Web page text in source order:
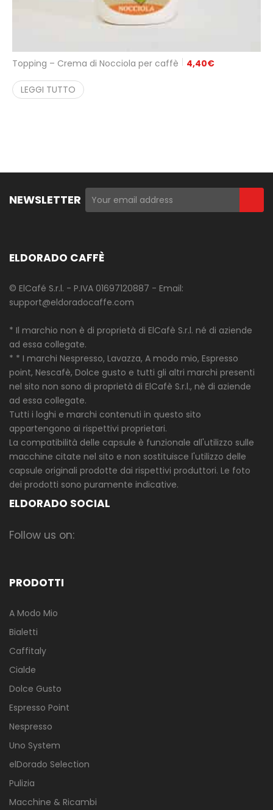
Topping – Crema di Nocciola per caffè 4,40€
LEGGI TUTTO
NEWSLETTER
ELDORADO CAFFÈ
© ElCafé S.r.l. - P.IVA 01697120887 - Email:
support@eldoradocaffe.com
* Il marchio non è di proprietà di ElCafè S.r.l. né di aziende
ad essa collegate.
* * I marchi Nespresso, Lavazza, A modo mio, Espresso
point, Nescafè, Dolce gusto e tutti gli altri marchi presenti
nel sito non sono di proprietà di ElCafè S.r.l., nè di aziende
ad essa collegate.
Tutti i loghi e marchi contenuti in questo sito
appartengono ai rispettivi proprietari.
La compatibilità delle capsule è funzionale all'utilizzo sulle
macchine citate nel sito e non sostituisce l'utilizzo delle
capsule originali prodotte dai rispettivi produttori. Le foto
dei prodotti sono puramente indicative.
ELDORADO SOCIAL
Follow us on:
PRODOTTI
A Modo Mio
Bialetti
Caffitaly
Cialde
Dolce Gusto
Espresso Point
Nespresso
Uno System
elDorado Selection
Pulizia
Macchine & Ricambi